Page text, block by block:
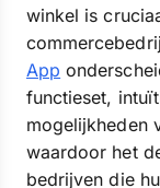
winkel is
App
functieset,
mogelijkheden
waardoor het
bedrijven die